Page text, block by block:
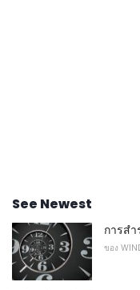
See Newest
การส
ของ